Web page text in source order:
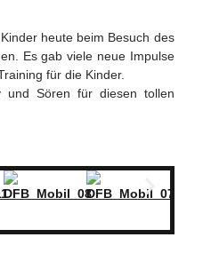
heute beim Besuch des
Es gab viele neue Impulse
für die Kinder.
und Sören für diesen tollen